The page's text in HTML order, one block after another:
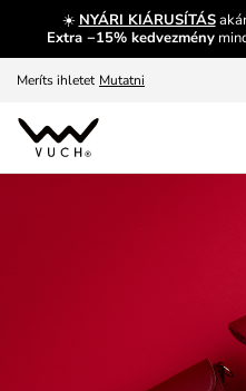
☀️ NYÁRI KIÁRUSÍTÁS
Extra −15% kedvezmény
Fedezze fel velünk az újdonságokat.
Meríts ihletet Mutatni
Ingyenes csere és visszaküldés